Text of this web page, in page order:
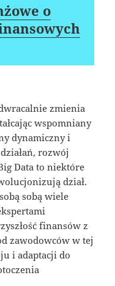
o
zmienia
wspomniany
dynamiczny i
rozwój
Data to niektóre
dział.
sobą wiele
finansów z
zawodowców w tej
i adaptacji do